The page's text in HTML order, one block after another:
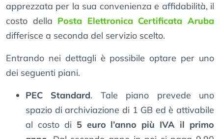
apprezzata per la sua convenienza e affidabilità, il
costo della Posta Elettronica Certificata Aruba
differisce a seconda del servizio scelto.
Entrando nei dettagli è possibile optare per uno
dei seguenti piani.
PEC Standard. Tale piano prevede uno
spazio di archiviazione di 1 GB ed è attivabile
al costo di 5 euro l’anno più IVA il primo